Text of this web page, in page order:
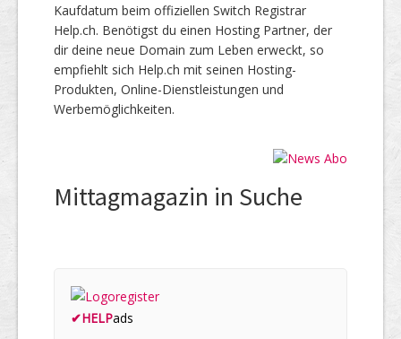
Kaufdatum beim offiziellen Switch Registrar
Help.ch. Benötigst du einen Hosting Partner, der
dir deine neue Domain zum Leben erweckt, so
empfiehlt sich Help.ch mit seinen Hosting-
Produkten, Online-Dienstleistungen und
Werbemöglichkeiten.
Mittagmagazin in Suche
✔HELPads